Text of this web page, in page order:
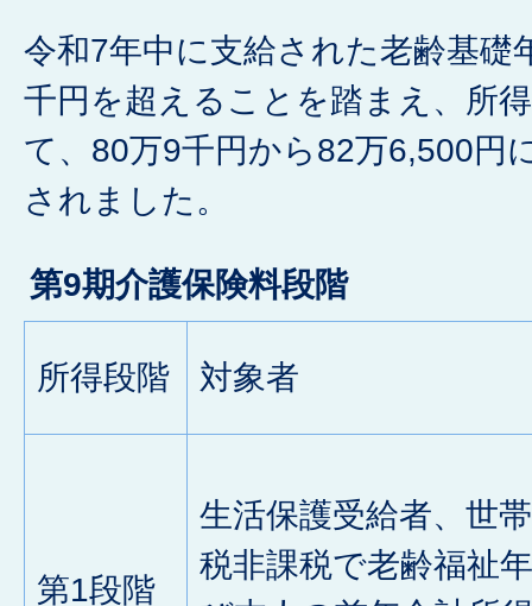
令和7年中に支給された老齢基礎
千円を超えることを踏まえ、所
て、80万9千円から82万6,500円
されました。
第9期介護保険料段階
所得段階 対象者
第1段階
生活保護受給者、世
税非課税で老齢福祉